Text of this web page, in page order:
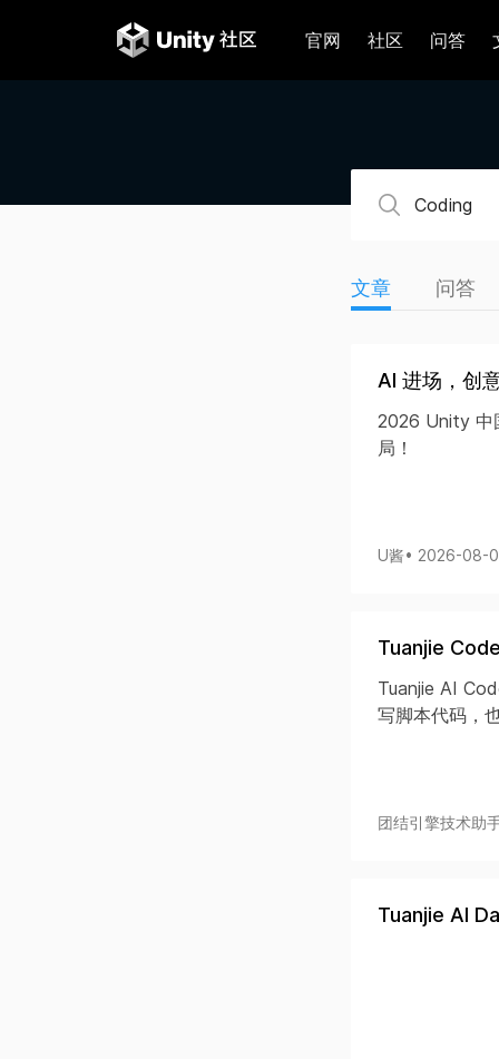
官网 社区 问答
文章 问答
AI 进场，创
2026 Unity 中
局！
U酱• 2026-08-
Tuanjie
Tuanjie AI
写脚本代码，
团结引擎技术助
Tuanjie AI